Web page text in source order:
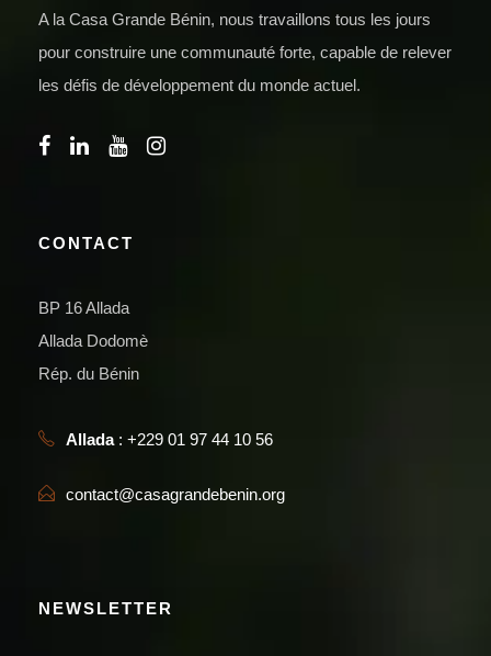
A la Casa Grande Bénin, nous travaillons tous les jours
pour construire une communauté forte, capable de relever
les défis de développement du monde actuel.
CONTACT
BP 16 Allada
Allada Dodomè
Rép. du Bénin
Allada: +229 01 97 44 10 56
contact@casagrandebenin.org
NEWSLETTER